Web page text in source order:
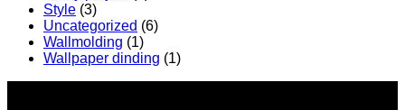
Style (3)
Uncategorized (6)
Wallmolding (1)
Wallpaper dinding (1)